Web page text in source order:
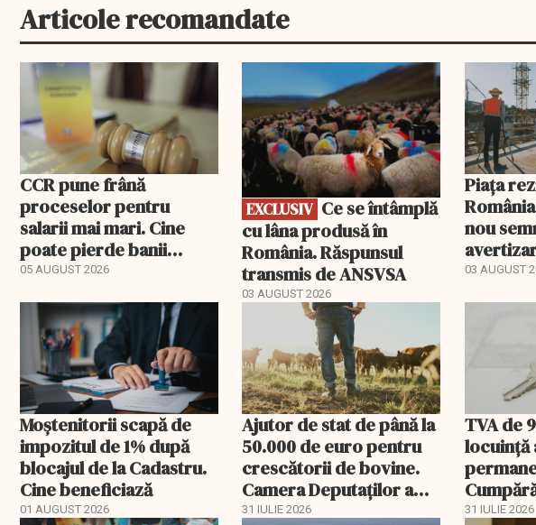
Articole recomandate
CCR pune frână
proceselor pentru
salarii mai mari. Cine
poate pierde banii
ceruți statului
05 AUGUST 2026
EXCLUSIV
EXCLUSIV
cu lâna produsă în
România. Răspunsul
transmis de ANSVSA
03 AUGUST 2026
Piața
nou
03 AUGUST
Moștenitorii scapă de
impozitul de 1% după
blocajul de la Cadastru.
Cine beneficiază
01 AUGUST 2026
Ajutor de stat de până la
50.000 de euro pentru
crescătorii de bovine.
Camera Deputaților a
aprobat schema
31 IULIE 2026
TVA de
locuință
31 IULIE 2026